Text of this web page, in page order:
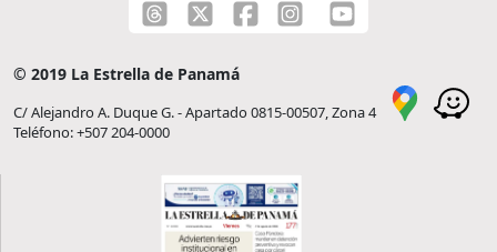
© 2019 La Estrella de Panamá
C/ Alejandro A. Duque G. - Apartado 0815-00507, Zona 4
Teléfono: +507 204-0000